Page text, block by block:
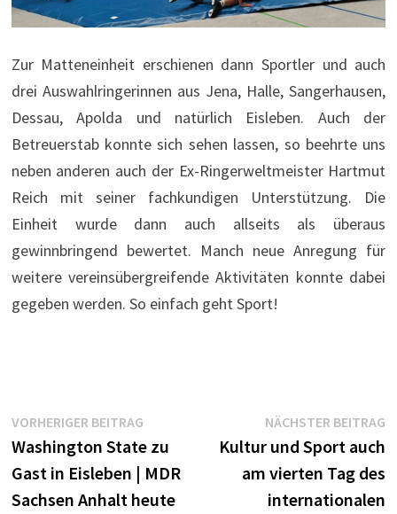
Zur Matteneinheit erschienen dann Sportler und auch
drei Auswahlringerinnen aus Jena, Halle, Sangerhausen,
Dessau, Apolda und natürlich Eisleben. Auch der
Betreuerstab konnte sich sehen lassen, so beehrte uns
neben anderen auch der Ex-Ringerweltmeister Hartmut
Reich mit seiner fachkundigen Unterstützung. Die
Einheit wurde dann auch allseits als überaus
gewinnbringend bewertet. Manch neue Anregung für
weitere vereinsübergreifende Aktivitäten konnte dabei
gegeben werden. So einfach geht Sport!
Beitragsnavigation
VORHERIGER BEITRAGVorheriger
Beitrag:
Washington State zu
Gast in Eisleben | MDR
Sachsen Anhalt heute
NÄCHSTER BEITRAG
Kultur und Sport auch
am vierten Tag des
internationalen